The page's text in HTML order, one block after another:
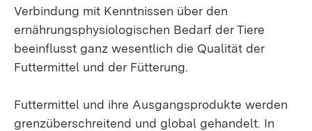
Verbindung mit Kenntnissen über den
ernährungsphysiologischen Bedarf der Tiere
beeinflusst ganz wesentlich die Qualität der
Futtermittel und der Fütterung.
Futtermittel und ihre Ausgangsprodukte werden
grenzüberschreitend und global gehandelt. In